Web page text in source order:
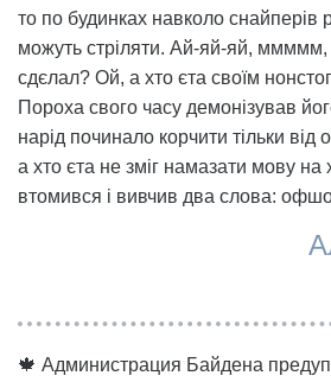
то по будинках навколо снайперів
можуть стріляти. Ай-яй-яй, ммммм,
сдєлал? Ой, а хто єта своїм
Пороха свого часу демонізував
нарід починало корчити тільки від
а хто єта не зміг намазати мову на
втомився і вивчив два слова:
🍁 Администрация Байдена